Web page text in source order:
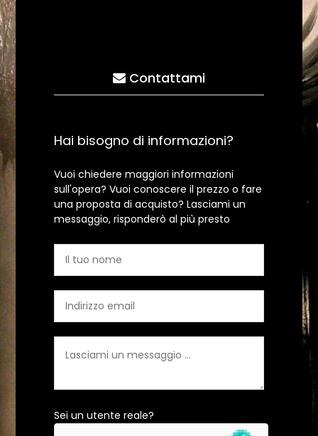
Contattami
Hai bisogno di informazioni?
Vuoi chiedere maggiori informazioni
sull'opera? Vuoi conoscere il prezzo o fare
una proposta di acquisto? Lasciami un
messaggio, risponderò al più presto
Sei un utente reale?